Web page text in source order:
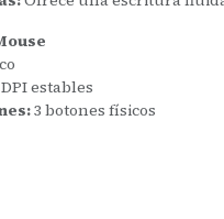
DPI estables
3 botones físicos